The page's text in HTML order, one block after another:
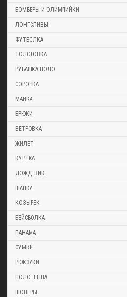
БОМБЕРЫ И ОЛИМПИЙКИ
ЛОНГСЛИВЫ
ФУТБОЛКА
ТОЛСТОВКА
РУБАШКА ПОЛО
СОРОЧКА
МАЙКА
БРЮКИ
ВЕТРОВКА
ЖИЛЕТ
КУРТКА
ДОЖДЕВИК
ШАПКА
КОЗЫРЕК
БЕЙСБОЛКА
ПАНАМА
СУМКИ
РЮКЗАКИ
ПОЛОТЕНЦА
ШОПЕРЫ